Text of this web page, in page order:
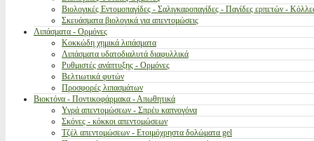
Βιολογικές Εντομοπαγίδες - Σαλιγκαροπαγίδες - Παγίδες ερπετών -
Σκευάσματα βιολογικά για απεντομώσεις
Λιπάσματα - Ορμόνες
Κοκκώδη χημικά λιπάσματα
Λιπάσματα υδατοδιαλυτά διαφυλλικά
Ρυθμιστές ανάπτυξης - Ορμόνες
Βελτιωτικά φυτών
Προσφορές λιπασμάτων
Βιοκτόνα - Ποντικοφάρμακα - Απωθητικά
Υγρά απεντομώσεων - Σπρέυ καπνογόνα
Σκόνες - κόκκοι απεντομώσεων
Τζέλ απεντομώσεων - Ετοιμόχρηστα δολώματα gel